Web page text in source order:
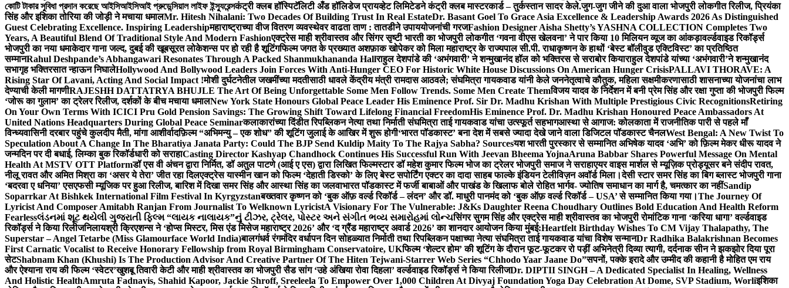
কোটি টাকার সুবিধা প্রদান করেছে আইসিআইসিআই প্রুডেন্সিয়াল লাইফ ইন্স্যুরেন্সकंट्री क्लब हॉस्पिटॅलिटी अँड हॉलिडेज प्रायव्हेट लिमिटेडने कंट्री क्लब मास्टरकार्ड – तुर्कस्तान सादर केले.जुग-जुग जीने की दुआ वाला भोजपुरी लोकगीत रिलीज, प्रियंका
सिंह और इशिका तोरिया की जोड़ी ने मचाया धमालMr. Hitesh Nihalani: Two Decades Of Building Trust In Real EstateDr. Basant Goel To Grace Asia Excellence & Leadership Awards 2026 As Distinguished
Guest Celebrating Excellence. Inspiring Leadershipमहाराष्ट्राच्या वीज वितरण व्यवस्थेवर वाढता ताण : तातडीने उपाययोजनांची गरजFashion Designer Aisha Shetty’s YASHNA COLLECTION Completes Two
Years, A Beautiful Blend Of Traditional Style And Modern Fashionएक्ट्रेस माही श्रीवास्तव और सिंगर सृष्टी भारती का भोजपुरी लोकगीत ‘गवना वीएस खेलवना’ ने पार किया 10 मिलियन व्यूज का आंकड़ावर्ल्डवाइड रिकॉर्ड्स
भोजपुरी का नया धमाकेदार गाना जल्द, दुबई की खूबसूरत लोकेशन्स पर हो रही है शूटिंगफिल्म जगत के प्रख्यात अशफ़ाक खोपेकर को मिला महाराष्ट्र के राज्यपाल सी.पी. राधाकृष्णन के हाथों ‘बेस्ट बॉलीवुड एक्टिविस्ट’ का प्रतिष्ठित
सम्मानRahul Deshpande’s Abhangawari Resonates Through A Packed Shanmukhananda Hallराहुल देशपांडे की ‘अभंगवारी’ ने शन्मुखानंद हॉल को भक्तिरस से सराबोर कियाराहुल देशपांडे यांच्या ‘अभंगवारी’ने शन्मुखानंद
सभागृह भक्तिरसात न्हाऊन निघालेHollywood And Bollywood Leaders Join Forces With Anti-Hunger CEO For Historic White House Discussions On American Hunger CrisisPALLAVI THORAVE: A
Rising Star Of Lavani, Acting And Social Impact !मोशी दुर्घटनेतील जखमींच्या मदतीसाठी धावले केंद्रीय मंत्री रामदास आठवले; संघमित्रा गायकवाड यांनी केले जननेतृत्वाचे कौतुक, महिला सक्षमीकरणासाठी शासनाच्या योजनांचा लाभ
देण्याची केली मागणीRAJESHH DATTATRYA BHUJLE The Art Of Being Unforgettable Some Men Follow Trends. Some Men Create Themविजय यादव के निर्देशन में बनी प्रेम सिंह और रक्षा गुप्ता की भोजपुरी फिल्म
‘जोरू का गुलाम’ का ट्रेलर रिलीज, दर्शकों के बीच मचाया धमालNew York State Honours Global Peace Leader His Eminence Prof. Sir Dr. Madhu Krishan With Multiple Prestigious Civic RecognitionsRetiring
On Your Own Terms With ICICI Pru Gold Pension Savings: The Growing Shift Toward Lifelong Financial FreedomHis Eminence Prof. Dr. Madhu Krishan Honoured Peace Ambassadors At
United Nations Headquarters During Global Peace Seminarकलाकारांच्या दिंडीत रिपब्लिकन नेत्या तथा निर्माती संघमित्रा ताई गायकवाड यांचा उत्स्फूर्त सहभागआस्था से आगाज: कोलकाता में राजनीतिक पारी से पहले माँ
विन्ध्यवासिनी दरबार पहुंचे कुलदीप मैती, मांगा आशीर्वादफ़िल्म “अभिमन्यु – एक शोध” की शूटिंग जुलाई के आखिर में शुरू होगी‘भारत पॉडकास्ट’ बना देश में सबसे ज्यादा देखे जाने वाला डिजिटल पॉडकास्ट चैनलWest Bengal: A New Twist To
Speculation About A Change In The Bharatiya Janata Party: Could The BJP Send Kuldip Maity To The Rajya Sabha? Sourcesयश भारती पुरस्कार से सम्मानित अभिषेक यादव ‘अभि’ को फ़िल्म मेकर धीरू यादव ने
जन्मदिन पर दी बधाई, लिम्का बुक रिकॉर्डधारी को सराहाCasting Director Kashyap Chandhock Continues His Successful Run With Jeevan Bheema YojnaAruna Babbar Shares Powerful Message On Mental
Health At MSTV OTT Platformडॉ एस वी अंचन द्वारा निर्मित, डॉ अतुल पाटणे (आई ए एस) द्वारा लिखित फिल्मस्टार डॉ महेश कुमार फिल्म भोज का ट्रेलर भोजपुरी समाज ने सराहाएयर वाइस मार्शल से म्यूज़िक प्रोड्यूसर बने संदीप रावत,
नीलू रावत और अमित मिश्रा का ‘असर ये तेरा’ जीत रहा दिलएक्ट्रेस यास्मीन खान को फिल्म ‘देहाती डिस्को’ के लिए बेस्ट सपोर्टिंग एक्टर का दादा साहब फाल्के इंडियन टेलीविज़न अवॉर्ड मिला।देसी स्टार समर सिंह का बिग ब्लास्ट भोजपुरी गाना
‘बदरवा ए धनिया’ एसएफसी म्यूजिक पर हुआ रिलीज, बारिश में दिखा समर सिंह और आस्था सिंह का जलवाभारत पॉडकास्ट में फर्जी बाबाओं और पाखंड के खिलाफ बोले रोहित भार्गव- ज्योतिष समाधान का मार्ग है, चमत्कार का नहींSandip
Soparrkar At Bishkek International Film Festival In Kyrgyzstanबख्तवार कृष्णन को ‘बुक ऑफ़ वर्ल्ड रिकॉर्ड – लंदन’ और डॉ. माधुरी पानमंद को ‘बुक ऑफ़ वर्ल्ड रिकॉर्ड – USA’ से सम्मानित किया गया।The Journey Of
Lyricist And Composer Amitabh Ranjan From Journalist To Welknown LyricistA Visionary For The Vulnerable: J&Ks Daughter Reena Choudhary Outlines Bold Education And Health Reform
Fearlessલંડનમાં શૂટ થયેલી ગુજરાતી ફિલ્મ “લાયક નાલાયક”નું ટીઝર, ટ્રેલર, પોસ્ટર અને સંગીત ભવ્ય સમારોહમાં લોન્ચसिंगर सुगम सिंह और एक्ट्रेस माही श्रीवास्तव का भोजपुरी रोमांटिक गाना ‘करिया धागा’ वर्ल्डवाइड
रिकॉर्ड्स ने किया रिलीजनिलायश्री क्रिएशन्स ने ‘होप्स मिस्टर, मिस एंड मिसेज महाराष्ट्र 2026’ और ‘द ग्रैंड महाराष्ट्र अवार्ड 2026’ का शानदार आयोजन किया मुंबई:Heartfelt Birthday Wishes To CM Vijay Thalapathy, The
Superstar – Angel Tetarbe (Miss Glamourface World India)बालगंधर्व रंगमंदिर वर्धापन दिन सोहळ्यात निर्माती तथा रिपब्लिकन पक्षाच्या नेत्या संघमित्रा ताई गायकवाड यांचा विशेष सन्मानDr Radhika Balakrishnan Becomes
First Carnatic Vocalist to Receive Honorary Fellowship from Royal Birmingham Conservatoire, UKफिल्म ‘शेल्टर होम’ की शूटिंग के दौरान फूट-फूटकर रो पड़ीं अभिनेत्री दिव्या त्यागी, दर्दनाक सीन ने झकझोर दिया पूरा
सेटShabnam Khan (Khushi) Is The Production Advisor And Creative Partner Of The Hiten Tejwani-Starrer Web Series “Chhodo Yaar Jaane Do”सपनों, पक्के इरादे और उम्मीद की कहानी है मोहित एम राय
और ऐश्याना राय की फिल्म ‘स्वेटर’खुशबू तिवारी केटी और माही श्रीवास्तव का भोजपुरी सैड सांग ‘उहे अंखिया रोवा दिहला’ वर्ल्डवाइड रिकॉर्ड्स ने किया रिलीजDr. DIPTII SINGH – A Dedicated Specialist In Healing, Wellness
And Holistic HealthAmruta Fadnavis, Shahid Kapoor, Jackie Shroff, Sreeleela To Empower Over 1,000 Children At Divyaj Foundation Yoga Day Celebration At Dome, SVP Stadium, Worliइशिका